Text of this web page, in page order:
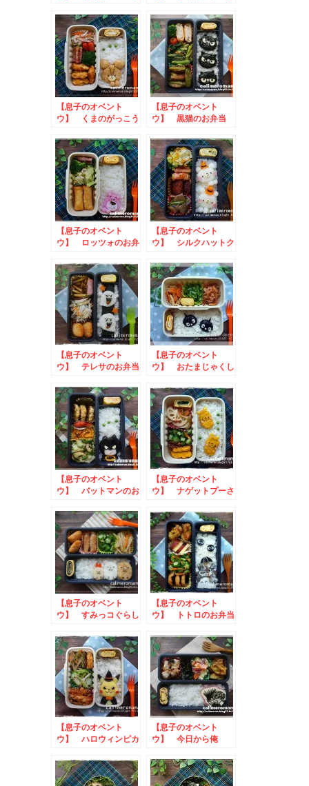
お弁当
【息子のオベント
ウ】 くまのがっこう
【息子のオベント
ウ】 黒猫のお弁当
【息子のオベント
ウ】 ロッツォのお弁
【息子のオベント
ウ】 シルクハットク
【息子のオベント
ウ】 テレサのお弁当
【息子のオベント
ウ】 おたまじゃくし
【息子のオベント
ウ】 バットマンのお
【息子のオベント
ウ】 ナゲットプーさ
【息子のオベント
ウ】 すみっコぐらし
【息子のオベント
ウ】 トトロのお弁当
【息子のオベント
ウ】 ハロウィンピカ
【息子のオベント
ウ】 今日から俺
弁当